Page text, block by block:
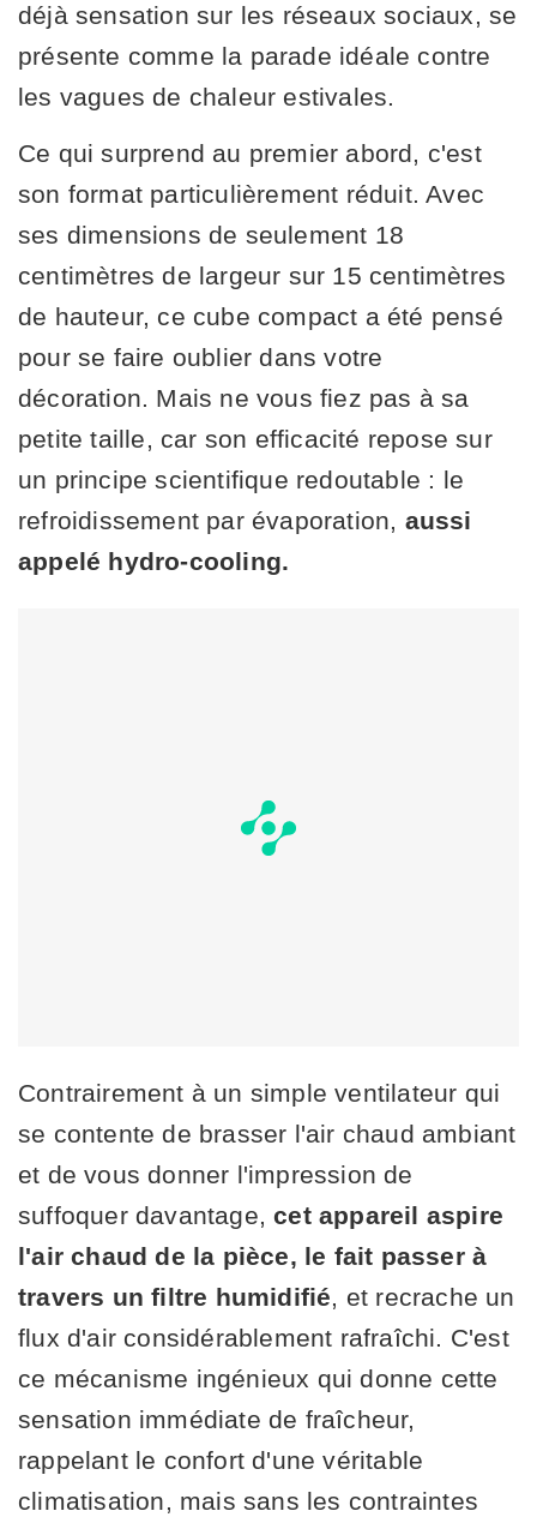
déjà sensation sur les réseaux sociaux, se
présente comme la parade idéale contre
les vagues de chaleur estivales.
Ce qui surprend au premier abord, c'est
son format particulièrement réduit. Avec
ses dimensions de seulement 18
centimètres de largeur sur 15 centimètres
de hauteur, ce cube compact a été pensé
pour se faire oublier dans votre
décoration. Mais ne vous fiez pas à sa
petite taille, car son efficacité repose sur
un principe scientifique redoutable : le
refroidissement par évaporation, aussi
appelé hydro-cooling.
Contrairement à un simple ventilateur qui
se contente de brasser l'air chaud ambiant
et de vous donner l'impression de
suffoquer davantage,cet appareil aspire
l'air chaud de la pièce, le fait passer à
travers un filtre humidifié, et recrache un
flux d'air considérablement rafraîchi. C'est
ce mécanisme ingénieux qui donne cette
sensation immédiate de fraîcheur,
rappelant le confort d'une véritable
climatisation, mais sans les contraintes